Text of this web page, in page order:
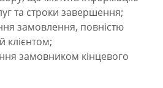
та строки завершення;
замовлення, повністю
клієнтом;
замовником кінцевого